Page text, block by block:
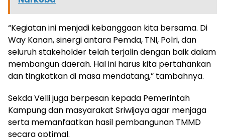
“Kegiatan ini menjadi kebanggaan kita bersama. Di
Way Kanan, sinergi antara Pemda, TNI, Polri, dan
seluruh stakeholder telah terjalin dengan baik dalam
membangun daerah. Hal ini harus kita pertahankan
dan tingkatkan di masa mendatang,” tambahnya.
Sekda Velli juga berpesan kepada Pemerintah
Kampung dan masyarakat Sriwijaya agar menjaga
serta memanfaatkan hasil pembangunan TMMD
secara optimal.